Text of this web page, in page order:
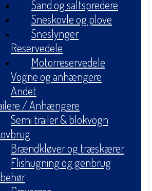
Sand og saltspredere
Sneskovle og plove
Sneslynger
Reservedele
Motorreservedele
Vogne og anhængere
Andet
/ Anhængere
Semi trailer & blokvogn
Brændkløver og træskærer
Flishugning og genbrug